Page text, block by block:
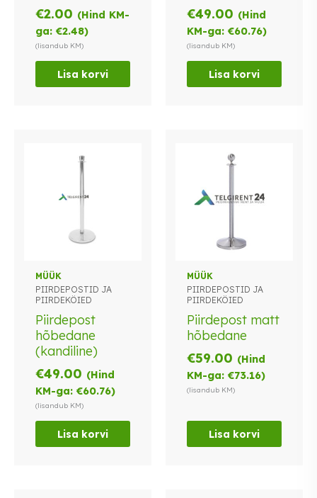
€2.00 (Hind KM-
ga:€2.48)
(lisandub KM)
Lisa korvi
€49.00 (Hind
KM-ga:€60.76)
(lisandub KM)
Lisa korvi
MÜÜK
PIIRDEPOSTID JA
PIIRDEKÖIED
Piirdepost
hõbedane
(kandiline)
€49.00 (Hind
KM-ga:€60.76)
(lisandub KM)
Lisa korvi
MÜÜK
PIIRDEPOSTID JA
PIIRDEKÖIED
Piirdepost matt
hõbedane
€59.00 (Hind
KM-ga:€73.16)
(lisandub KM)
Lisa korvi